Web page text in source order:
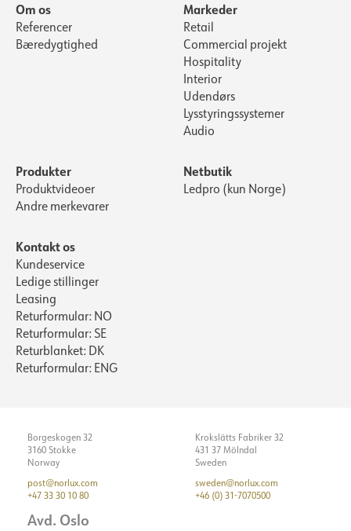
Om os
Referencer
Bæredygtighed
Markeder
Retail
Commercial projekt
Hospitality
Interior
Udendørs
Lysstyringssystemer
Audio
Produkter
Produktvideoer
Andre merkevarer
Netbutik
Ledpro (kun Norge)
Kontakt os
Kundeservice
Ledige stillinger
Leasing
Returformular: NO
Returformular: SE
Returblanket: DK
Returformular: ENG
Borgeskogen 32
3160 Stokke
Norway
post@norlux.com
+47 33 30 10 80
Avd. Oslo
Krokslätts Fabriker 32
431 37 Mölndal
Sweden
sweden@norlux.com
+46 (0) 31-7070500